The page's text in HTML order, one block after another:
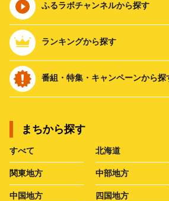
ふるラボチャンネルから探す
ランキングから探す
番組・特集・キャンペーンから探
まちから探す
すべて 北海道
関東地方 中部地方
中国地方 四国地方